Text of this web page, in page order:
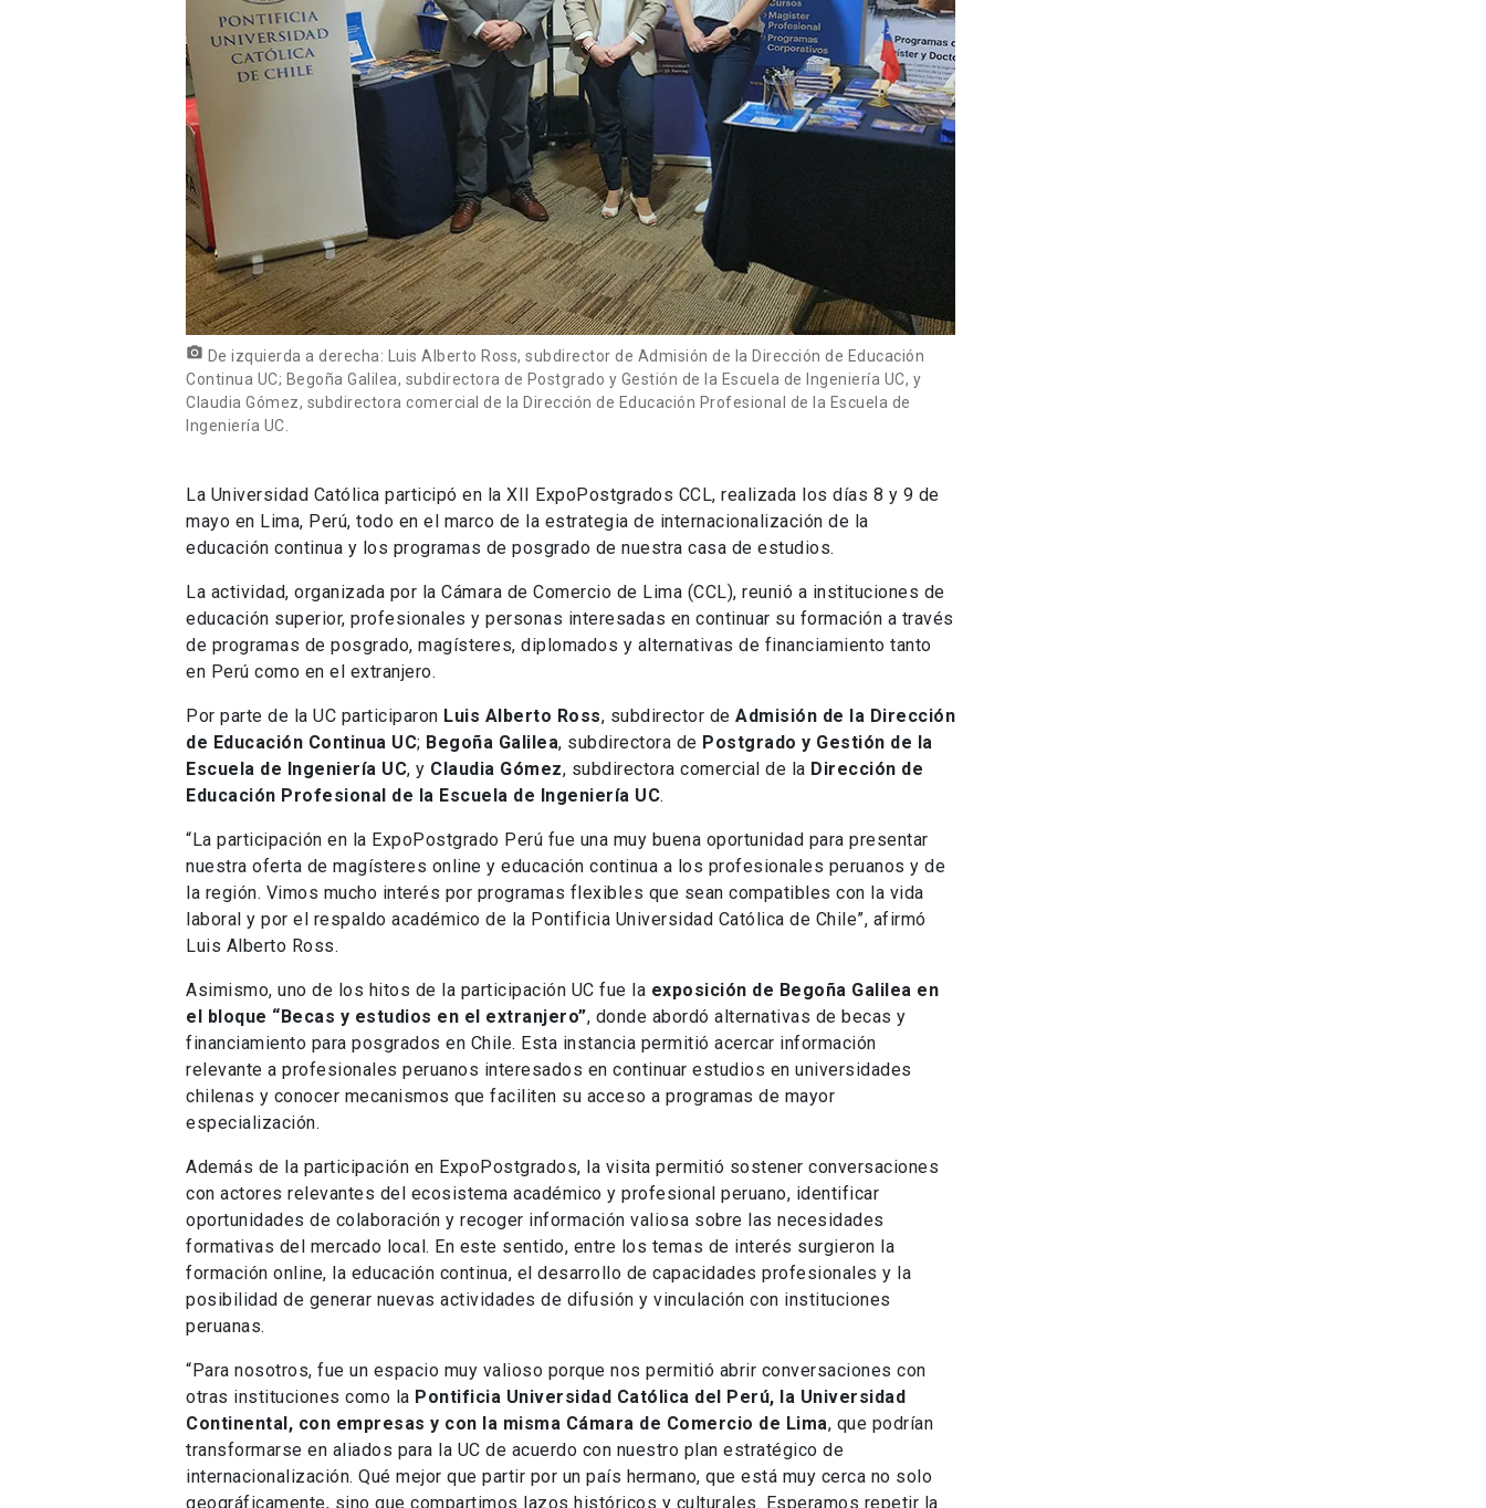
photo_camera De izquierda a derecha: Luis Alberto Ross, subdirector de Admisión de la Dirección de Educación
Continua UC; Begoña Galilea, subdirectora de Postgrado y Gestión de la Escuela de Ingeniería UC, y
Claudia Gómez, subdirectora comercial de la Dirección de Educación Profesional de la Escuela de
Ingeniería UC.
La Universidad Católica participó en la XII ExpoPostgrados CCL, realizada los días 8 y 9 de
mayo en Lima, Perú, todo en el marco de la estrategia de internacionalización de la
educación continua y los programas de posgrado de nuestra casa de estudios.
La actividad, organizada por la Cámara de Comercio de Lima (CCL), reunió a instituciones de
educación superior, profesionales y personas interesadas en continuar su formación a través
de programas de posgrado, magísteres, diplomados y alternativas de financiamiento tanto
en Perú como en el extranjero.
Por parte de la UC participaron Luis Alberto Ross, subdirector de Admisión de la Dirección
de Educación Continua UC; Begoña Galilea, subdirectora de Postgrado y Gestión de la
Escuela de Ingeniería UC, y Claudia Gómez, subdirectora comercial de la Dirección de
Educación Profesional de la Escuela de Ingeniería UC.
“La participación en la ExpoPostgrado Perú fue una muy buena oportunidad para presentar
nuestra oferta de magísteres online y educación continua a los profesionales peruanos y de
la región. Vimos mucho interés por programas flexibles que sean compatibles con la vida
laboral y por el respaldo académico de la Pontificia Universidad Católica de Chile”, afirmó
Luis Alberto Ross.
Asimismo, uno de los hitos de la participación UC fue la exposición de Begoña Galilea en
el bloque “Becas y estudios en el extranjero”, donde abordó alternativas de becas y
financiamiento para posgrados en Chile. Esta instancia permitió acercar información
relevante a profesionales peruanos interesados en continuar estudios en universidades
chilenas y conocer mecanismos que faciliten su acceso a programas de mayor
especialización.
Además de la participación en ExpoPostgrados, la visita permitió sostener conversaciones
con actores relevantes del ecosistema académico y profesional peruano, identificar
oportunidades de colaboración y recoger información valiosa sobre las necesidades
formativas del mercado local. En este sentido, entre los temas de interés surgieron la
formación online, la educación continua, el desarrollo de capacidades profesionales y la
posibilidad de generar nuevas actividades de difusión y vinculación con instituciones
peruanas.
“Para nosotros, fue un espacio muy valioso porque nos permitió abrir conversaciones con
otras instituciones como la Pontificia Universidad Católica del Perú, la Universidad
Continental, con empresas y con la misma Cámara de Comercio de Lima, que podrían
transformarse en aliados para la UC de acuerdo con nuestro plan estratégico de
internacionalización. Qué mejor que partir por un país hermano, que está muy cerca no solo
geográficamente, sino que compartimos lazos históricos y culturales. Esperamos repetir la